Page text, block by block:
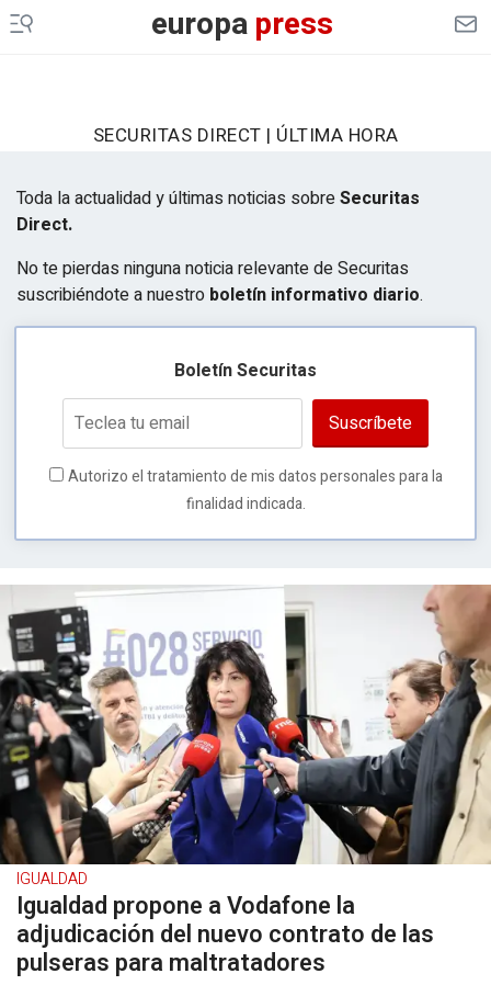
europapress
SECURITAS DIRECT | ÚLTIMA HORA
Toda la actualidad y últimas noticias sobreSecuritas
Direct.
No te pierdas ninguna noticia relevante de Securitas
suscribiéndote a nuestro boletín informativo diario.
Boletín Securitas
Suscríbete
Autorizo el tratamiento de mis datos personales para la
finalidad indicada.
IGUALDAD
Igualdad propone a Vodafone la
adjudicación del nuevo contrato de las
pulseras para maltratadores